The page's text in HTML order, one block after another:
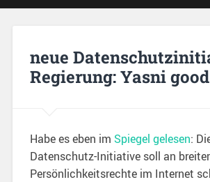
neue
Regierung: Yasni
Habe es eben im Spiegel gelesen:
Datenschutz-Initiative soll an
Persönlichkeitsrechte im Internet